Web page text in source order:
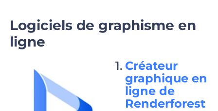
Logiciels de graphisme en
ligne
Créateur
graphique en
ligne de
Renderforest